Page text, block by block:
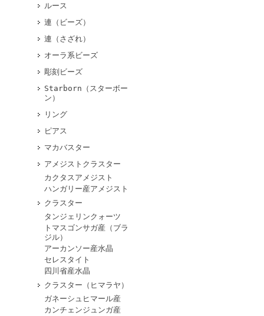
ルース
連（ビーズ）
連（さざれ）
オーラ系ビーズ
彫刻ビーズ
Starborn（スターボー
ン）
リング
ピアス
マカバスター
アメジストクラスター
カクタスアメジスト
ハンガリー産アメジスト
クラスター
タンジェリンクォーツ
トマスゴンサガ産（ブラ
ジル）
アーカンソー産水晶
セレスタイト
四川省産水晶
クラスター（ヒマラヤ）
ガネーシュヒマール産
カンチェンジュンガ産